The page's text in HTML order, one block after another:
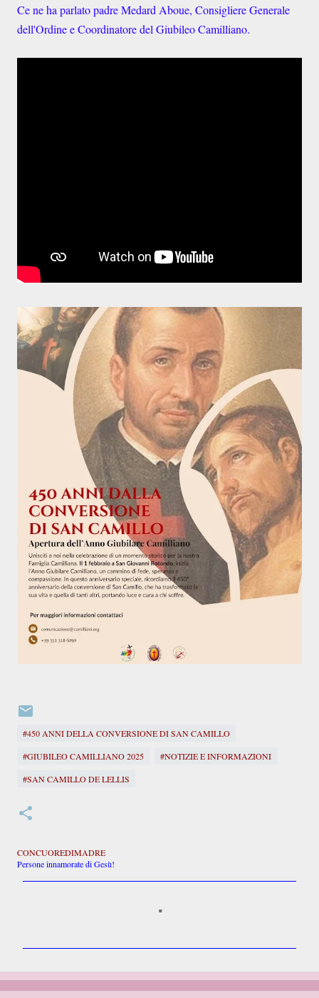
Ce ne ha parlato padre Medard Aboue, Consigliere Generale
dell'Ordine e Coordinatore del Giubileo Camilliano.
#450 ANNI DELLA CONVERSIONE DI SAN CAMILLO
#GIUBILEO CAMILLIANO 2025
#NOTIZIE E INFORMAZIONI
#SAN CAMILLO DE LELLIS
CONCUOREDIMADRE
Persone innamorate di Gesù!
n
t